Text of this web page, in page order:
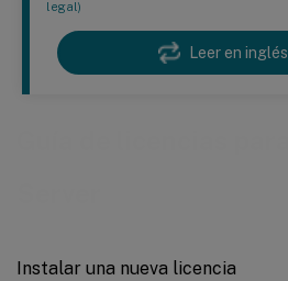
legal)
Leer en inglés
Instalar una nueva licencia